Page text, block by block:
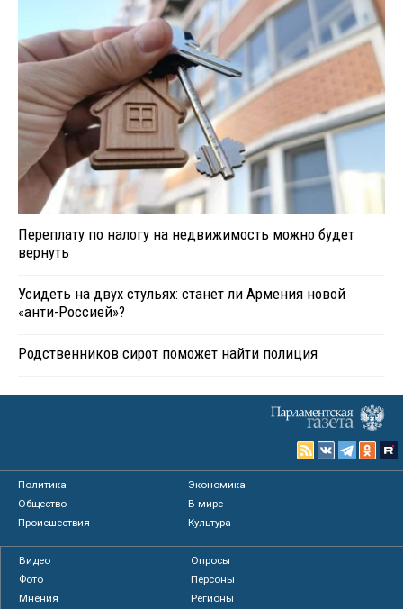
Переплату по налогу на недвижимость можно будет
вернуть
Усидеть на двух стульях: станет ли Армения новой
«анти-Россией»?
Родственников сирот поможет найти полиция
Политика
Экономика
Общество
В мире
Происшествия
Культура
Видео
Опросы
Фото
Персоны
Мнения
Регионы